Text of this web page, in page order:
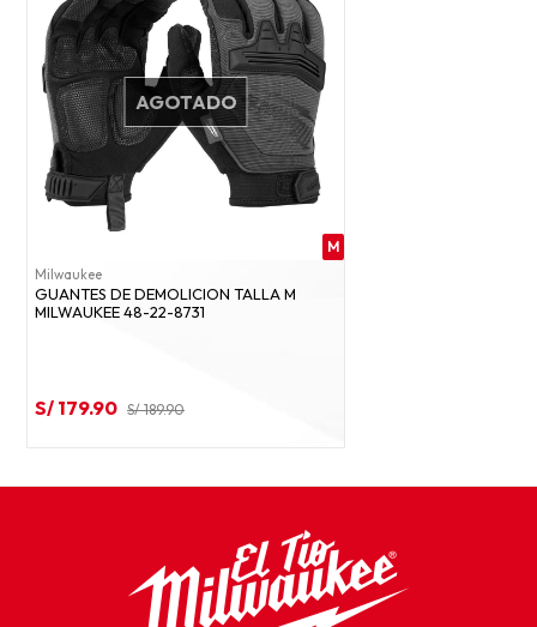
AGOTADO
M
Milwaukee
GUANTES DE DEMOLICION TALLA M
MILWAUKEE 48-22-8731
S/ 179.90 S/ 189.90